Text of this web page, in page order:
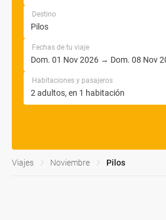
Destino
Fechas de tu viaje
Habitaciones y pasajeros
Viajes Noviembre Pilos